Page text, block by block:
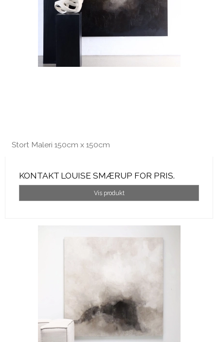
Stort Maleri 150cm x 150cm
KONTAKT LOUISE SMÆRUP FOR PRIS.
Vis produkt